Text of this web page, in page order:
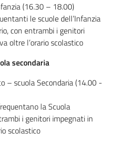
(16.30 – 18.00)
le scuole dell’Infanzia
con entrambi i genitori
oltre l’orario scolastico
secondaria
– scuola Secondaria (14.00 -
la Scuola
i genitori impegnati in
scolastico